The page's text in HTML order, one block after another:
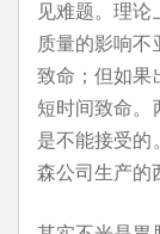
见难题。理
质量的影响
致命；但如果
短时间致命
是不能接受的
森公司生产的